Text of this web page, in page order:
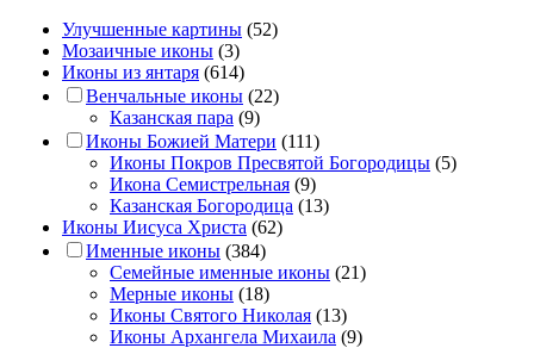
Улучшенные картины (52)
Мозаичные иконы (3)
Иконы из янтаря (614)
Венчальные иконы (22)
Казанская пара (9)
Иконы Божией Матери (111)
Иконы Покров Пресвятой Богородицы (5)
Икона Семистрельная (9)
Казанская Богородица (13)
Иконы Иисуса Христа (62)
Именные иконы (384)
Семейные именные иконы (21)
Мерные иконы (18)
Иконы Святого Николая (13)
Иконы Архангела Михаила (9)